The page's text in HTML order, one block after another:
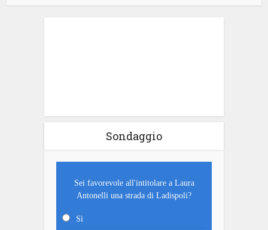
Sondaggio
Sei favorevole all'intitolare a Laura
Antonelli una strada di Ladispoli?
Sì